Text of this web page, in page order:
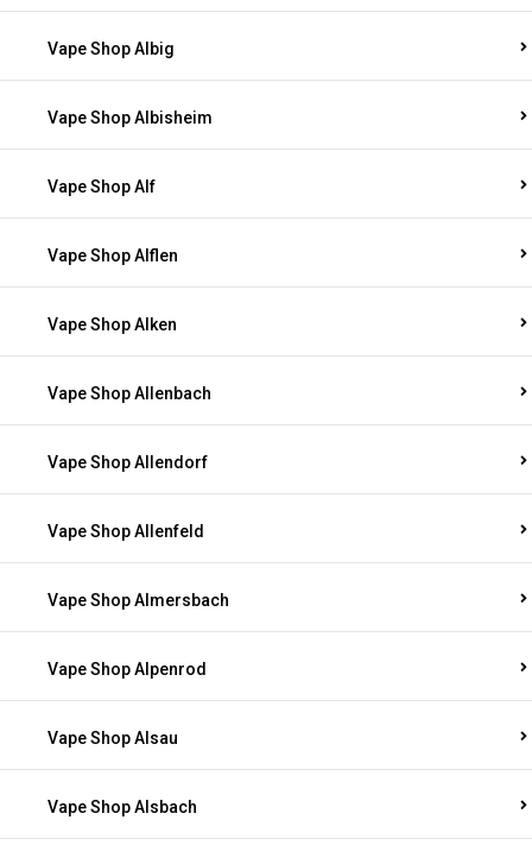
Vape Shop Albig
Vape Shop Albisheim
Vape Shop Alf
Vape Shop Alflen
Vape Shop Alken
Vape Shop Allenbach
Vape Shop Allendorf
Vape Shop Allenfeld
Vape Shop Almersbach
Vape Shop Alpenrod
Vape Shop Alsau
Vape Shop Alsbach